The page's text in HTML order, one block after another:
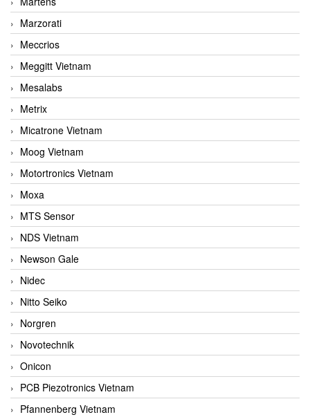
Marzorati
Meccrios
Meggitt Vietnam
Mesalabs
Metrix
Micatrone Vietnam
Moog Vietnam
Motortronics Vietnam
Moxa
MTS Sensor
NDS Vietnam
Newson Gale
Nidec
Nitto Seiko
Norgren
Novotechnik
Onicon
PCB Piezotronics Vietnam
Pfannenberg Vietnam